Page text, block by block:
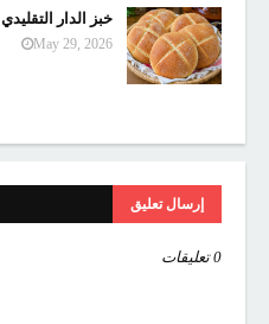
خبز الدار التقليدي
May 29, 2026
إرسال تعليق
0 تعليقات